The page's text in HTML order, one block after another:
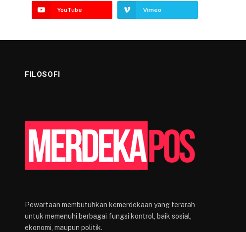
YouTube Vimeo
FILOSOFI
Pewartaan membutuhkan kemerdekaan yang terarah
untuk memenuhi berbagai fungsi kontrol, baik sosial,
ekonomi, maupun politik.